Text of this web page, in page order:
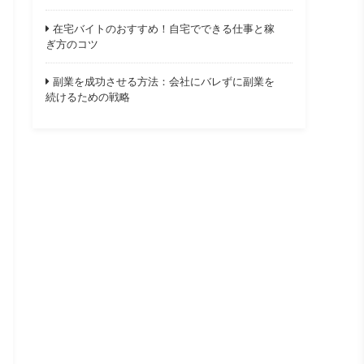
在宅バイトのおすすめ！自宅でできる仕事と稼
ぎ方のコツ
副業を成功させる方法：会社にバレずに副業を
続けるための戦略